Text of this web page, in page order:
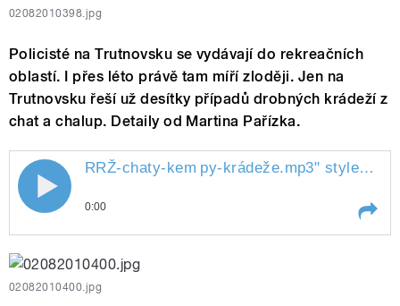
02082010398.jpg
Policisté na Trutnovsku se vydávají do rekreačních
oblastí. I přes léto právě tam míří zloději. Jen na
Trutnovsku řeší už desítky případů drobných krádeží z
chat a chalup. Detaily od Martina Pařízka.
RRŽ-chaty-kempy-krádeže.mp3
Play /
RRŽ-chaty-kem py-krádeže.mp3" style="">
0:00
02082010400.jpg